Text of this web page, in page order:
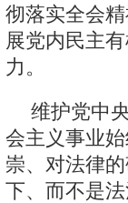
彻落实全会
展党内民主
力。
维护党中
会主义事业
崇、对法律
下、而不是